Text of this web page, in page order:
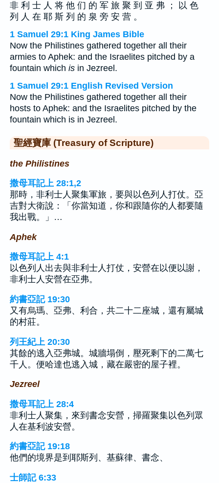
非 利 士 人 将 他 们 的 军 旅 聚 到 亚 弗 ； 以 色
列 人 在 耶 斯 列 的 泉 旁 安 营 。
1 Samuel 29:1 King James Bible
Now the Philistines gathered together all their
armies to Aphek: and the Israelites pitched by a
fountain which is in Jezreel.
1 Samuel 29:1 English Revised Version
Now the Philistines gathered together all their
hosts to Aphek: and the Israelites pitched by the
fountain which is in Jezreel.
聖經寶庫 (Treasury of Scripture)
the Philistines
撒母耳記上 28:1,2
那時，非利士人聚集軍旅，要與以色列人打仗。亞
吉對大衛說：「你當知道，你和跟隨你的人都要隨
我出戰。」…
Aphek
撒母耳記上 4:1
以色列人出去與非利士人打仗，安營在以便以謝，
非利士人安營在亞弗。
約書亞記 19:30
又有烏瑪、亞弗、利合，共二十二座城，還有屬城
的村莊。
列王紀上 20:30
其餘的逃入亞弗城。城牆塌倒，壓死剩下的二萬七
千人。便哈達也逃入城，藏在嚴密的屋子裡。
Jezreel
撒母耳記上 28:4
非利士人聚集，來到書念安營，掃羅聚集以色列眾
人在基利波安營。
約書亞記 19:18
他們的境界是到耶斯列、基蘇律、書念、
士師記 6:33